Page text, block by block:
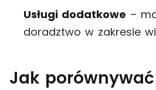
Usługi dodatkowe –
doradztwo w zakresie
Jak